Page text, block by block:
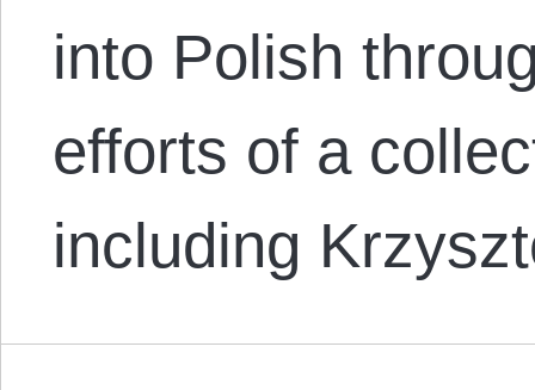
into Polish
efforts of a
including